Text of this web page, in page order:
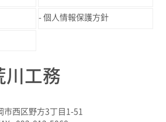
個人情報保護方針
川工務
西区野方3丁目1-51